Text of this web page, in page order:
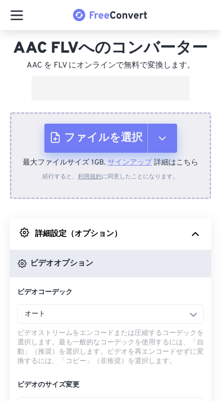
AAC FLVへのコンバーター
AAC を FLV にオンラインで無料で変換します。
ファイルを選択
デバイスから
Googleドライブから
最大ファイルサイズ 1GB. サインアップ詳細はこちら
続行すると、 利用規約に同意したことになります。
詳細設定（オプション）
ビデオオプション
ビデオコーデック
オート
ビデオストリームをエンコードまたは圧縮するコーデックを
選択します。最も一般的なコーデックを使用するには、「自
動」（推奨）を選択します。ビデオを再エンコードせずに変
換するには、「コピー」（非推奨）を選択します。
ビデオのサイズ変更